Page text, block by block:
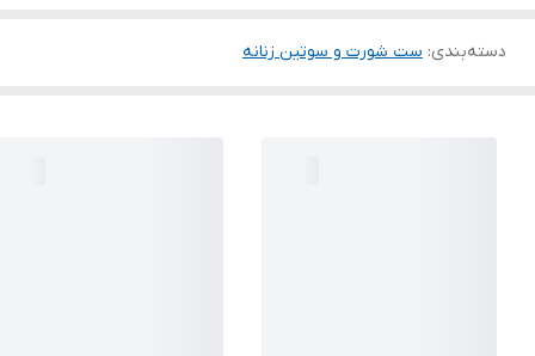
دسته‌بندی: ست شورت و سوتین زنانه